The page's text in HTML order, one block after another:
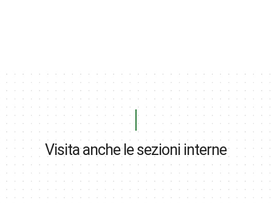
Visita anche le sezioni interne